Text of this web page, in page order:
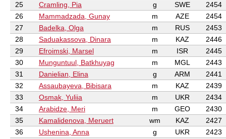
25
Cramling, Pia g SWE
2454
26
Mammadzada, Gunay m AZE
2454
27
Badelka, Olga m RUS
2453
28
Saduakassova, Dinara m KAZ
2446
29
Efroimski, Marsel m ISR
2445
30
Munguntuul, Batkhuyag m MGL
2443
31
Danielian, Elina g ARM
2441
32
Assaubayeva, Bibisara m KAZ
2439
33
Osmak, Yuliia m UKR
2434
34
Arabidze, Meri m GEO
2430
35
Kamalidenova, Meruert wm KAZ
2427
36
Ushenina, Anna g UKR
2423